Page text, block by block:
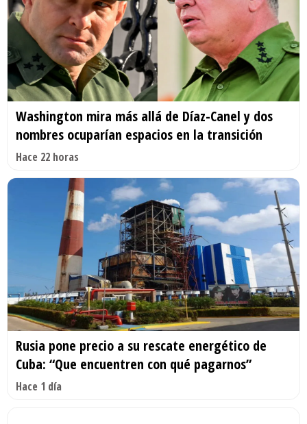
Washington mira más allá de Díaz-Canel y dos
nombres ocuparían espacios en la transición
Hace 22 horas
Rusia pone precio a su rescate energético de
Cuba: “Que encuentren con qué pagarnos”
Hace 1 día